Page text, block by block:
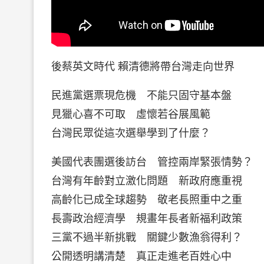
後蔡英文時代 賴清德將帶台灣走向世界
民進黨選票現危機 不能只固守基本盤
見獵心喜不可取 虛懷若谷展風範
台灣民眾從這次選舉學到了什麼？
美國代表團選後訪台 管控兩岸緊張情勢？
台灣有年齡對立激化問題 新政府應重視
高齡化已成全球趨勢 敬老長照重中之重
長壽政治經濟學 規畫年長者新福利政策
三黨不過半新挑戰 關鍵少數漁翁得利？
公開透明講清楚 真正走進老百姓心中